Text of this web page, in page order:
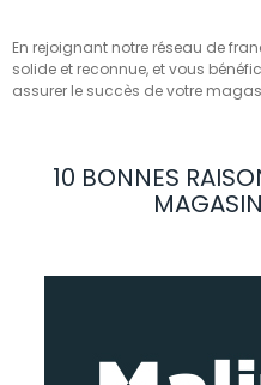
En rejoignant notre réseau de
solide et reconnue, et vous
assurer le succès de votre
10 BONNES